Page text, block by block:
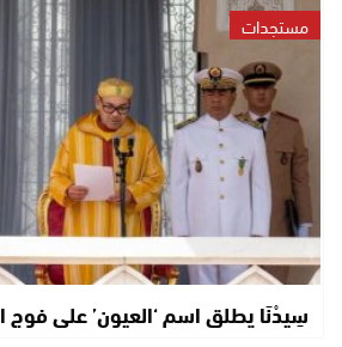
مستجدات
سِيدْنَا يطلق اسم ‘العيون’ على فوج